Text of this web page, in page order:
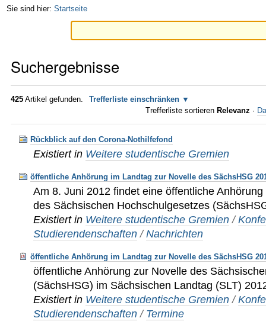
Sie sind hier: Startseite
Suchergebnisse
425 Artikel gefunden.
Trefferliste einschränken
Trefferliste sortieren Relevanz ·
Rückblick auf den Corona-Nothilfefond
Existiert in Weitere studentische Gremien
öffentliche Anhörung im Landtag zur Novelle des SächsHSG
Am 8. Juni 2012 findet eine öffentliche
des Sächsischen Hochschulgesetzes
Existiert in Weitere studentische Gremien /
Studierendenschaften /Nachrichten
öffentliche Anhörung im Landtag zur Novelle des SächsHSG
öffentliche Anhörung zur Novelle des
(SächsHSG) im Sächsischen Landtag (SLT)
Existiert in Weitere studentische Gremien /
Studierendenschaften / Termine